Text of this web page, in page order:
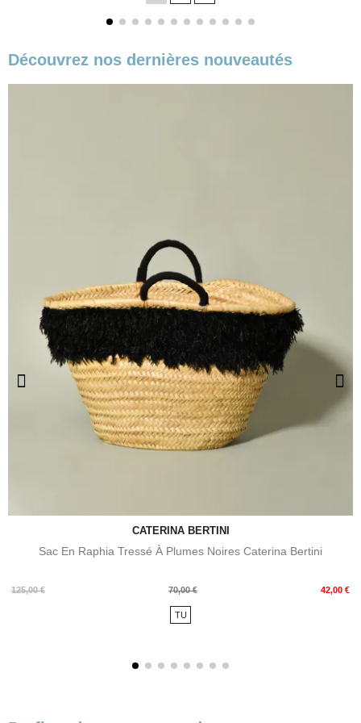
Découvrez nos dernières nouveautés
CATERINA BERTINI
Sac En Raphia Tressé À Plumes Noires Caterina Bertini
125,00 €
Prix
70,00 € 42,00 €
Prix
TU